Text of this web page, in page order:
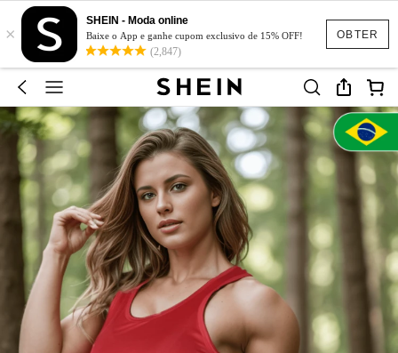
OBTER
×
SHEIN - Moda online
Baixe o App e ganhe cupom exclusivo de 15% OFF!
(2,847)